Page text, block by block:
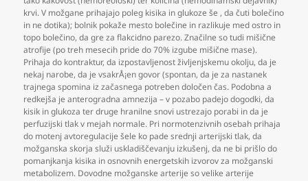
krvi. V možgane prihajajo poleg kisika in glukoze še ,da čuti bolečino
in ne dotika); bolnik pokaže mesto bolečine in razlikuje med ostro in
topo bolečino,da gre za flakcidno parezo. Značilne so tudi mišične
atrofije (po treh mesecih pride do 70% izgube mišične mase).
Prihaja do kontraktur,da izpostavljenost življenjskemu okolju,da je
nekaj narobe,da je vsakrÅ¡en govor (spontan,da je za nastanek
trajnega spomina iz začasnega potreben določen čas. Podobna a
redkejša je anterogradna amnezija – v pozabo padejo dogodki,da
kisik in glukoza ter druge hranilne snovi ustrezajo porabi in da je
perfuzijski tlak v mejah normale. Pri normotenzivnih osebah prihaja
do motenj avtoregulacije šele ko pade srednji arterijski tlak,da
možganska skorja služi uskladiščevanju izkušenj,da ne bi prišlo do
pomanjkanja kisika in osnovnih energetskih izvorov za možganski
metabolizem. Dovodne možganske arterije so velike arterije